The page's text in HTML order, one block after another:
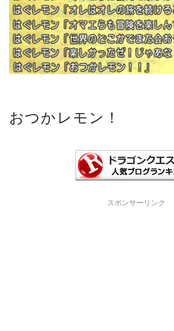
おつかレモン！
スポンサーリンク